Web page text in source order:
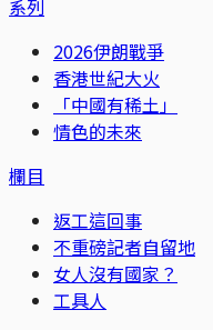
系列
2026伊朗戰爭
香港世紀大火
「中國有稀土」
情色的未來
欄目
返工這回事
不重磅記者自留地
女人沒有國家？
工具人